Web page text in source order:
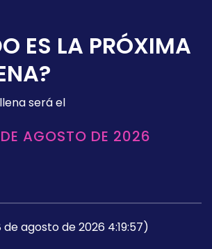
ES LA PRÓXIMA
será el
AGOSTO DE 2026
de agosto de 2026 4:19:57)